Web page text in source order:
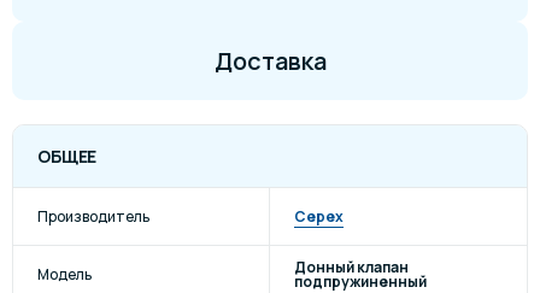
Доставка
ОБЩЕЕ
Производитель Cepex
Модель Донный клапан
подпружиненный